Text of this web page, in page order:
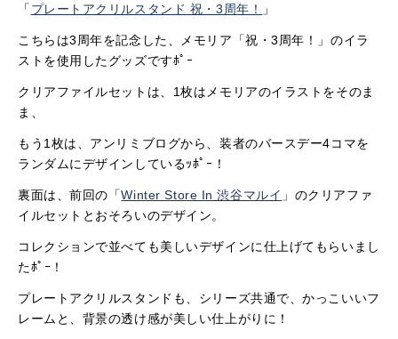
「 プレートアクリルスタンド 祝・3周年！ 」
こちらは3周年を記念した、メモリア「祝・3周年！」のイラ
ストを使用したグッズですﾎﾟｰ
クリアファイルセットは、1枚はメモリアのイラストをそのま
ま、
もう1枚は、アンリミブログから、装者のバースデー4コマを
ランダムにデザインしているｯﾎﾟｰ！
裏面は、前回の「Winter Store In 渋谷マルイ 」のクリアファ
イルセットとおそろいのデザイン。
コレクションで並べても美しいデザインに仕上げてもらいまし
たﾎﾟｰ！
プレートアクリルスタンドも、シリーズ共通で、かっこいいフ
レームと、背景の透け感が美しい仕上がりに！